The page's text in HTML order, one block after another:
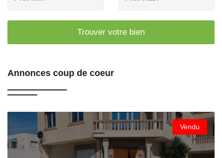
Trouver votre bien
Annonces coup de coeur
Vendu